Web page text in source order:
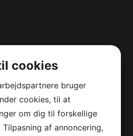
cookies
bruger
cookies, til at
om dig til forskellige
af annoncering,